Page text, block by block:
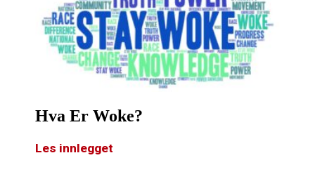
Hva Er Woke?
Les innlegget